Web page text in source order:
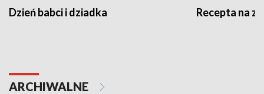
Dzień babci i dziadka Recepta na
ARCHIWALNE